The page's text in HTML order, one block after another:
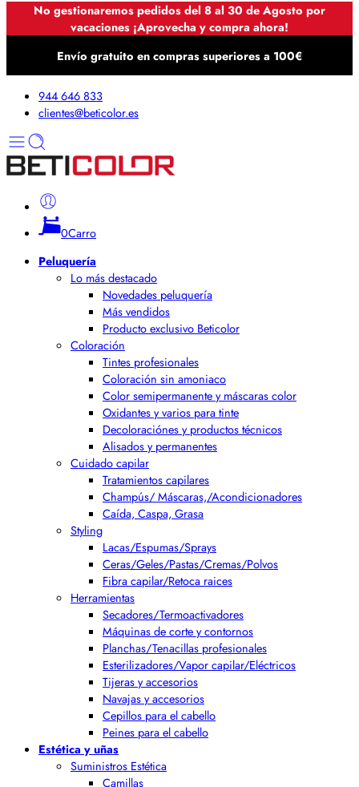
No gestionaremos pedidos del 8 al 30 de Agosto por
vacaciones ¡Aprovecha y compra ahora!
Envío gratuito en compras superiores a 100€
944 646 833
clientes@beticolor.es
0Carro
Peluquería
Lo más destacado
Novedades peluquería
Más vendidos
Producto exclusivo Beticolor
Coloración
Tintes profesionales
Coloración sin amoniaco
Color semipermanente y máscaras color
Oxidantes y varios para tinte
Decoloraciónes y productos técnicos
Alisados y permanentes
Cuidado capilar
Tratamientos capilares
Champús/ Máscaras,/Acondicionadores
Caída, Caspa, Grasa
Styling
Lacas/Espumas/Sprays
Ceras/Geles/Pastas/Cremas/Polvos
Fibra capilar/Retoca raices
Herramientas
Secadores/Termoactivadores
Máquinas de corte y contornos
Planchas/Tenacillas profesionales
Esterilizadores/Vapor capilar/Eléctricos
Tijeras y accesorios
Navajas y accesorios
Cepillos para el cabello
Peines para el cabello
Estética y uñas
Suministros Estética
Camillas